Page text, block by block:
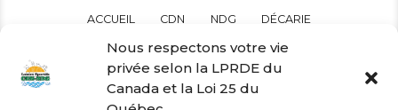
Nous respectons votre vie
privée selon la LPRDE du
Canada et la Loi 25 du
ACCUEIL CDN NDG DÉCARIE
Français English Anglais